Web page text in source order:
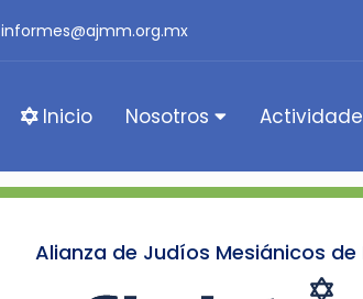
informes@ajmm.org.mx
Inicio Nosotros
Alianza de Judíos Mesiánicos de